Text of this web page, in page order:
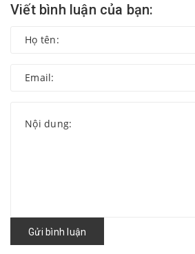
Viết bình luận của bạn:
Gửi bình luận